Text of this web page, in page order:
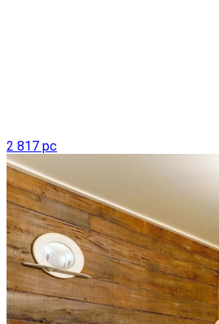
2 817 pc